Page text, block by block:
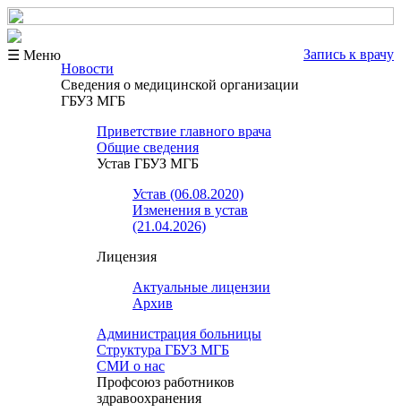
☰ Меню
Запись к врачу
Новости
Сведения о медицинской организации
ГБУЗ МГБ
Приветствие главного врача
Общие сведения
Устав ГБУЗ МГБ
Устав (06.08.2020)
Изменения в устав
(21.04.2026)
Лицензия
Актуальные лицензии
Архив
Администрация больницы
Структура ГБУЗ МГБ
СМИ о нас
Профсоюз работников
здравоохранения